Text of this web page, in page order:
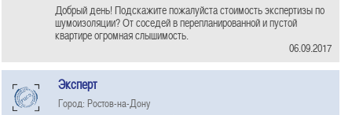
Добрый день! Подскажите пожалуйста стоимость экспертизы по
шумоизоляции? От соседей в перепланированной и пустой
квартире огромная слышимость.
06.09.2017
Эксперт
Город: Ростов-на-Дону